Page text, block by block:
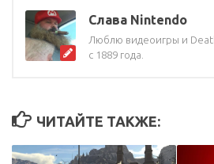
Слава Nintendo
Люблю видеоигры и
с 1889 года.
ЧИТАЙТЕ ТАКЖЕ: